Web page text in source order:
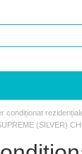
condiționat
(SILVER)